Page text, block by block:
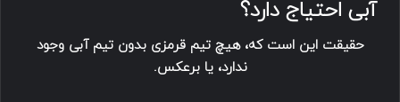
آبی احتیاج دارد؟
حقیقت این است که، هیچ تیم قرمزی بدون تیم آبی وجود
ندارد، یا برعکس.